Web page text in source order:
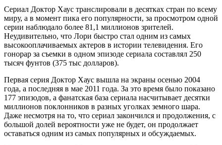
Сериал Доктор Хаус транслировали в десятках стран по всему
миру, а в момент пика его популярности, за просмотром одной
серии наблюдало более 81,1 миллионов зрителей.
Неудивительно, что Лори быстро стал одним из самых
высокооплачиваемых актеров в истории телевидения. Его
гонорар за съемки в одном эпизоде сериала составлял 250
тысяч фунтов (375 тыс долларов).
Первая серия Доктор Хаус вышла на экраны осенью 2004
года, а последняя в мае 2011 года. За это время было показано
177 эпизодов, а фанатская база сериала насчитывает десятки
миллионов поклонников в разных уголках земного шара.
Даже несмотря на то, что сериал закончился и продолжения, с
большой долей вероятности уже не будет, он продолжает
оставаться одним из самых популярных и обсуждаемых.